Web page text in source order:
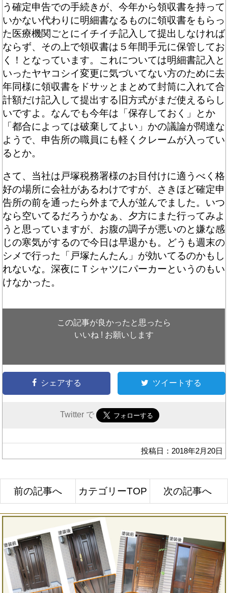
う確定申告での手続きが、今年から領収書を持って
いかない代わりに明細書なるものに領収書をもらっ
た医療機関ごとにイチイチ記入して提出しなければ
ならず、その上で領収書は５年間手元に保管してお
く！となっています。これについては明細書記入と
いったヤヤコシイ変更に気づいてない方のために去
年同様に領収書をドサッとまとめて封筒に入れて合
計額だけ記入して提出する旧方式がまだ使えるらし
いですよ。なんでも今年は「保存しておく」とか
「都合によっては破棄してよい」かの議論が闊達な
ようで、申告所の職員にも軽くクレームが入ってい
るとか。
さて、当社は戸塚税務署様のお目付けに適うべく格
好の場所に会社があるわけですが、さきほど確定申
告所の前を通ったら外まで人が並んでました。いつ
なら空いてるだろうかなぁ、夕方にまた行ってみよ
うと思っていますが、お腹の調子が悪いのと嫌な感
じの寒気がするので今日は早退かも。どうも週末の
シメで行った「戸塚たんたん」が効いてるのかもし
れないな。深夜にＴシャツにパーカーというのもい
けなかった。
この記事が良かったと思ったら
いいね ! お願いします
シェアする ツイートする
Twitter で
投稿日：2018年2月20日
前の記事へ カテゴリーTOP 次の記事へ